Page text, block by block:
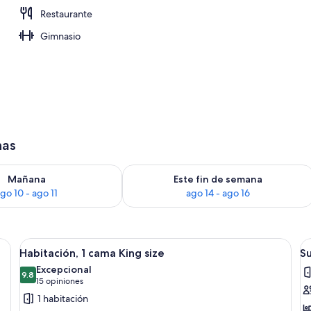
Restaurante
Gimnasio
Mañana
10 - ago 11
para mañana ago 10 - ago 11
Este fin de semana
ago 14 - ago 16
Consulta la disponibilidad para este
silla, ventana con cortinas y un cuadro en la pared.
Abrir
todas
las
fotos
Habitación de hotel con cama,
6
Habitación, 1 cama King size
9.89.8 de 10
Excepcional
15 opiniones
(15
opiniones)
1 habitación